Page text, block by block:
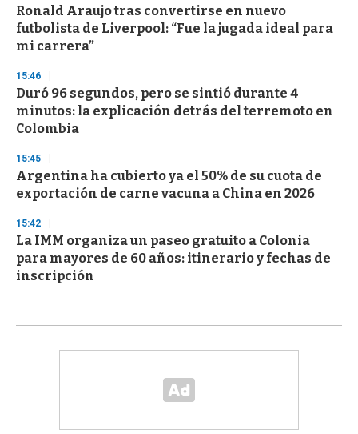
Ronald Araujo tras convertirse en nuevo
futbolista de Liverpool: “Fue la jugada ideal para
mi carrera”
15:46
Duró 96 segundos, pero se sintió durante 4
minutos: la explicación detrás del terremoto en
Colombia
15:45
Argentina ha cubierto ya el 50% de su cuota de
exportación de carne vacuna a China en 2026
15:42
La IMM organiza un paseo gratuito a Colonia
para mayores de 60 años: itinerario y fechas de
inscripción